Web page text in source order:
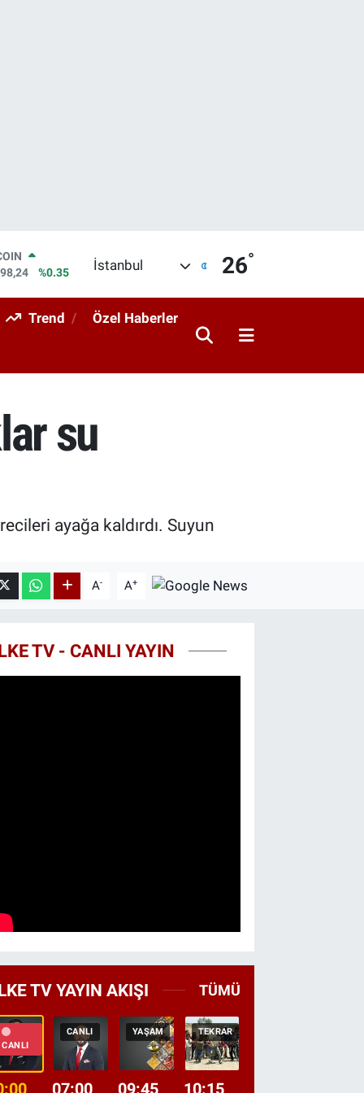
%0.18
%0.35
İstanbul 26°
Trend Özel Haberler
su
ayağa kaldırdı. Suyun
A- A+
TV - CANLI YAYIN
TV YAYIN AKIŞI TÜMÜ
CANLI
CANLI
07:00
YAŞAM
09:45
TEKRAR
10:15